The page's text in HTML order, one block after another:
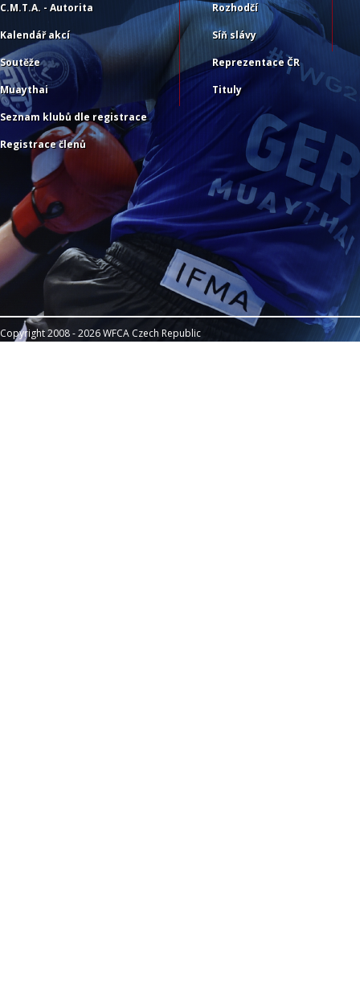
C.M.T.A. - Autorita
Kalendář akcí
Soutěže
Muaythai
Seznam klubů dle registrace
Registrace členů
Rozhodčí
Síň slávy
Reprezentace ČR
Tituly
Copyright 2008 - 2026 WFCA Czech Republic